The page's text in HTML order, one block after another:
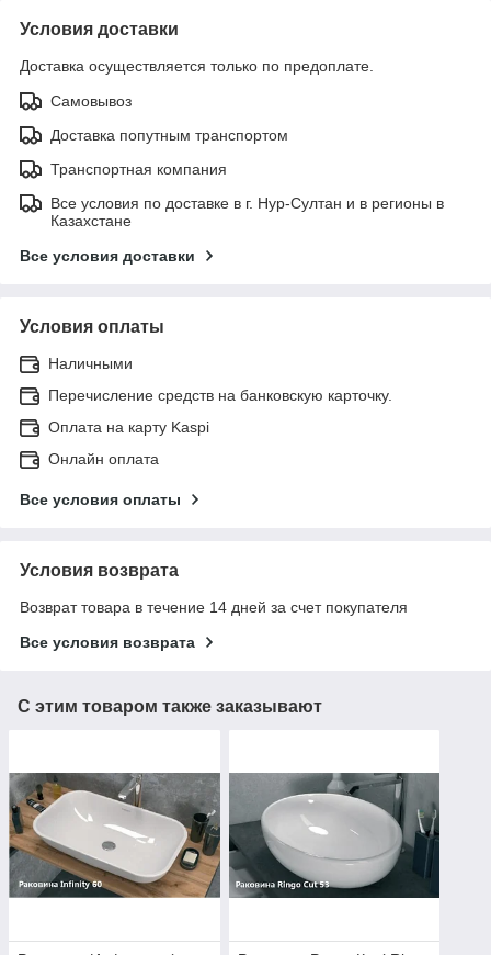
Условия доставки
Доставка осуществляется только по предоплате.
Самовывоз
Доставка попутным транспортом
Транспортная компания
Все условия по доставке в г. Нур-Султан и в регионы в
Казахстане
Все условия доставки
Условия оплаты
Наличными
Перечисление средств на банковскую карточку.
Оплата на карту Kaspi
Онлайн оплата
Все условия оплаты
Условия возврата
Возврат товара в течение 14 дней за счет покупателя
Все условия возврата
С этим товаром также заказывают